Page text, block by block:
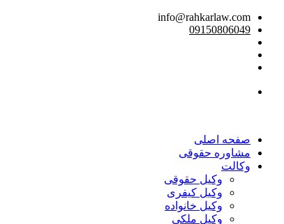
info@rahkarlaw.com
09150806049
صفحه اصلی
مشاوره حقوقی
وکالت
وکیل حقوقی
وکیل کیفری
وکیل خانواده
وکیل ملکی